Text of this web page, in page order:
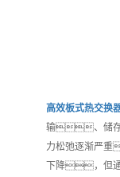
高效板式热交换
输、储存
力松弛逐渐严
下降，但